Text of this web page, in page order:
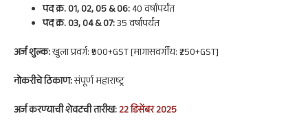
पद क्र. 01, 02, 05 & 06:40 वर्षांपर्यंत
पद क्र. 03, 04 & 07:35 वर्षांपर्यंत
अर्ज शुल्क:खुला प्रवर्ग: ₹500+GST [मागासवर्गीय: ₹250+GST]
नोकरीचे ठिकाण:संपूर्ण महाराष्ट्र
अर्ज करण्याची शेवटची तारीख:22 डिसेंबर 2025